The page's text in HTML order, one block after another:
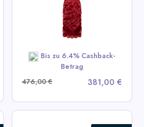
Bis zu 6.4% Cashback-
Betrag
476,00 €
381,00 €